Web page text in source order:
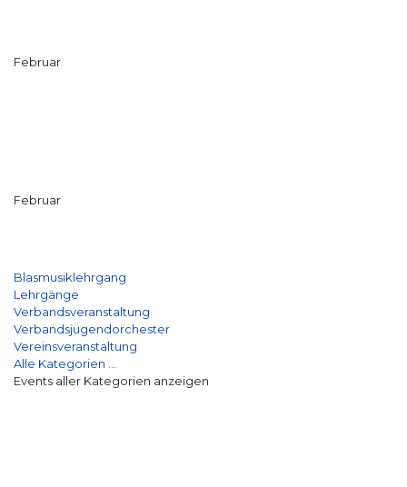
Februar
Februar
Blasmusiklehrgang
Lehrgänge
Verbandsveranstaltung
Verbandsjugendorchester
Vereinsveranstaltung
Alle Kategorien ...
Events aller Kategorien anzeigen